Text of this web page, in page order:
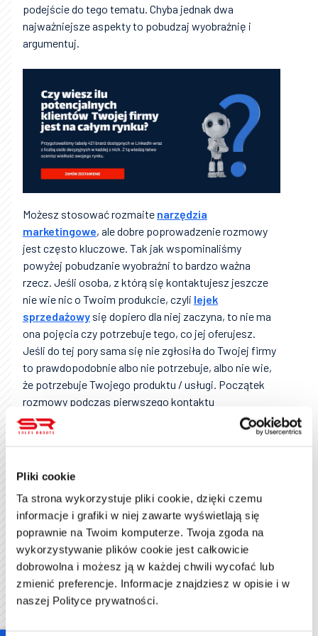
Pliki cookie
Ta strona wykorzystuje pliki cookie, dzięki czemu
informacje i grafiki w niej zawarte wyświetlają się
poprawnie na Twoim komputerze. Twoja zgoda na
wykorzystywanie plików cookie jest całkowicie
dobrowolna i możesz ją w każdej chwili wycofać lub
zmienić preferencje. Informacje znajdziesz w opisie i w
naszej Polityce prywatności.
podejście do tego tematu. Chyba jednak dwa
najważniejsze aspekty to pobudzaj wyobraźnię i
argumentuj.
Możesz stosować rozmaite narzędzia
marketingowe, ale dobre poprowadzenie rozmowy
jest często kluczowe. Tak jak wspominaliśmy
powyżej pobudzanie wyobraźni to bardzo ważna
rzecz. Jeśli osoba, z którą się kontaktujesz jeszcze
nie wie nic o Twoim produkcie, czyli lejek
sprzedażowy się dopiero dla niej zaczyna, to nie ma
ona pojęcia czy potrzebuje tego, co jej oferujesz.
Jeśli do tej pory sama się nie zgłosiła do Twojej firmy
to prawdopodobnie albo nie potrzebuje, albo nie wie,
że potrzebuje Twojego produktu / usługi. Początek
rozmowy podczas pierwszego kontaktu
telefonicznego to idealny sposób na to, aby taką
potrzebę w niej wzbudzić. Bardzo często spotkasz
konkurencja już dane rozwiązanie wprowadziła i jeśli
popularną zagrywką jest pokazanie Tobie braków
jakie posiadasz. To rozwiązanie idealnie sprawdza się
w przypadku firm do pozycjonowania. Usłyszysz
wtedy tekst typu: „trafiłem na Pana stronę, treści na
niej publikowane są bardzo ciekawe i warte
przeczytania, ale zauważyłem, że nie pokazują się
wysoko w wynikach wyszukiwania Google, czy